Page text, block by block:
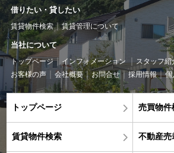
借りたい・貸したい
賃貸物件検索 賃貸管理について
当社について
トップページ インフォメーション スタッフ紹
お客様の声
会社概要 お問合せ 採用情報 個
トップページ 売買物件
賃貸物件検索 不動産売